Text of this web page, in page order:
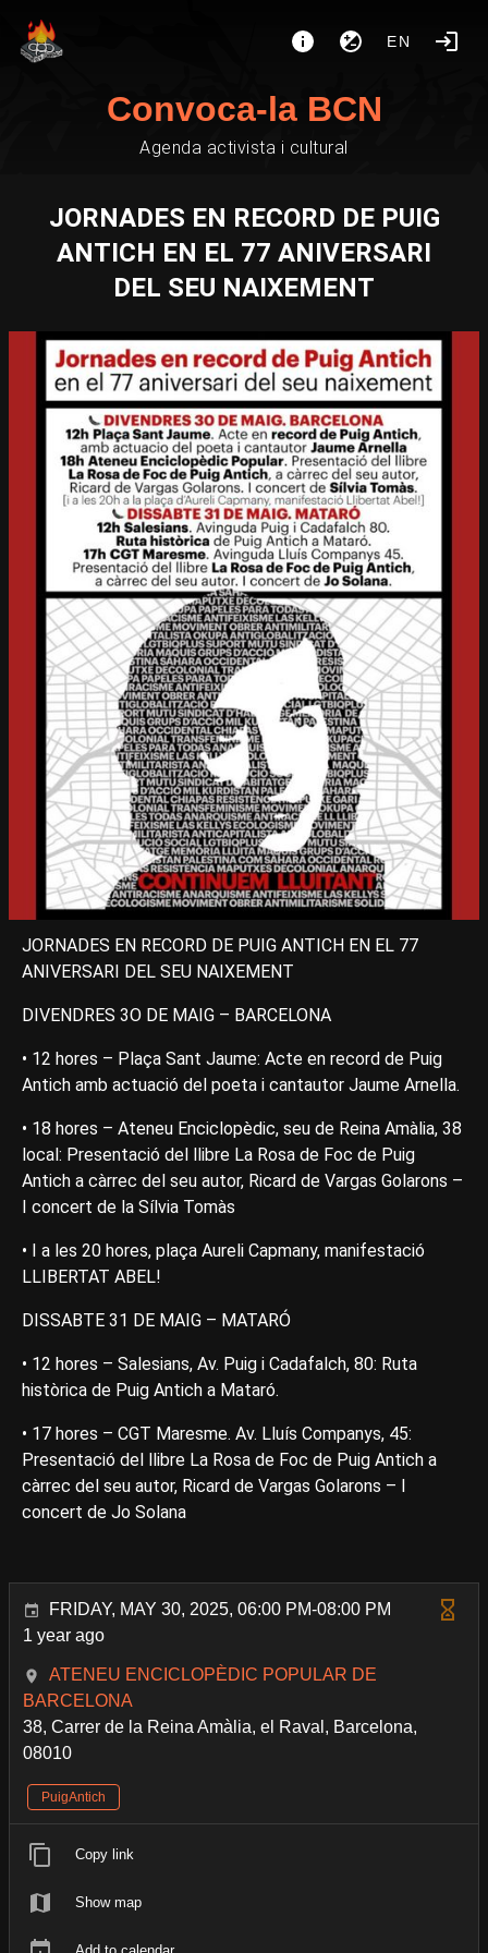
EN
Convoca-la BCN
Agenda activista i cultural
JORNADES EN RECORD DE PUIG
ANTICH EN EL 77 ANIVERSARI
DEL SEU NAIXEMENT
JORNADES EN RECORD DE PUIG ANTICH EN EL 77
ANIVERSARI DEL SEU NAIXEMENT
DIVENDRES 3O DE MAIG – BARCELONA
• 12 hores – Plaça Sant Jaume: Acte en record de Puig
Antich amb actuació del poeta i cantautor Jaume Arnella.
• 18 hores – Ateneu Enciclopèdic, seu de Reina Amàlia, 38
local: Presentació del llibre La Rosa de Foc de Puig
Antich a càrrec del seu autor, Ricard de Vargas Golarons –
I concert de la Sílvia Tomàs
• I a les 20 hores, plaça Aureli Capmany, manifestació
LLIBERTAT ABEL!
DISSABTE 31 DE MAIG – MATARÓ
• 12 hores – Salesians, Av. Puig i Cadafalch, 80: Ruta
històrica de Puig Antich a Mataró.
• 17 hores – CGT Maresme. Av. Lluís Companys, 45:
Presentació del llibre La Rosa de Foc de Puig Antich a
càrrec del seu autor, Ricard de Vargas Golarons – I
concert de Jo Solana
FRIDAY, MAY 30, 2025, 06:00 PM-08:00 PM
1 year ago
ATENEU ENCICLOPÈDIC POPULAR DE
BARCELONA
38, Carrer de la Reina Amàlia, el Raval, Barcelona,
08010
PuigAntich
Copy link
Show map